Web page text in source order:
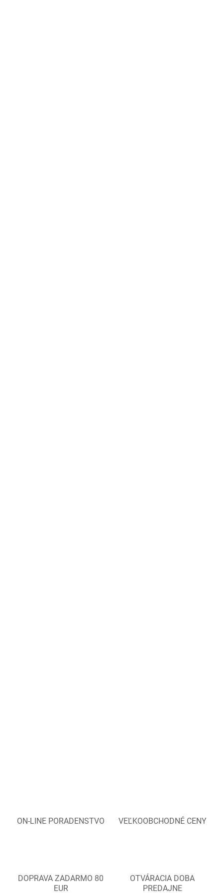
ON-LINE PORADENSTVO VEĽKOOBCHODNÉ CENY
DOPRAVA ZADARMO 80
EUR
OTVÁRACIA DOBA
PREDAJNE